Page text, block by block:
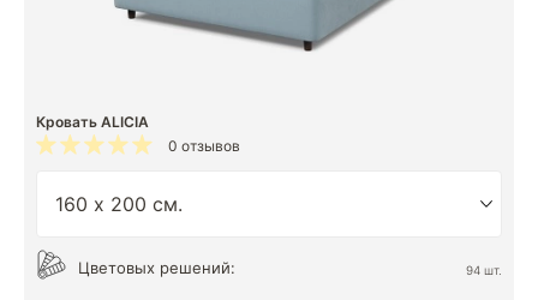
Кровать ALICIA
0 отзывов
Цветовых решений: 94 шт.